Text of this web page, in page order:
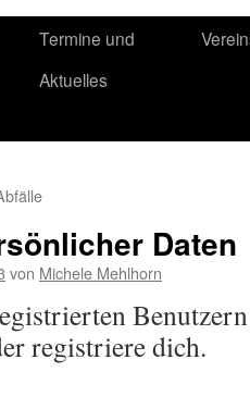
Termine und
Aktuelles
Daten
von Michele Mehlhorn
registriere dich.